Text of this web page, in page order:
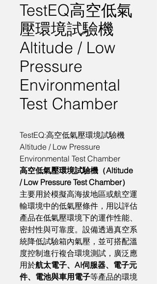
TestEQ高空低氣
壓環境試驗機
Altitude / Low
Pressure
Environmental
Test Chamber
TestEQ:高空低氣壓環境試驗機
Altitude / Low Pressure
Environmental Test Chamber
高空低氣壓環境試驗機（Altitude
/ Low Pressure Test Chamber）
主要用於模擬高海拔地區或航空運
輸環境中的低氣壓條件，用以評估
產品在低氣壓環境下的運作性能、
密封性與可靠度。設備透過真空系
統降低試驗箱內氣壓，並可搭配溫
度控制進行複合環境測試，廣泛應
用於航太電子、AI伺服器、電子元
件、電池與車用電子等產品的環境